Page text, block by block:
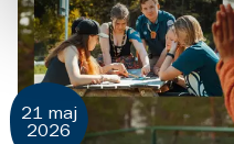
21 maj
2026